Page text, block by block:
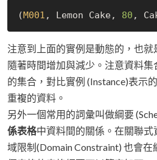
(M001 , Lemon Cake, 80
注意到上面的實例是動態的，也
隨著時間增加與減少。注意資料集
的集合，對比實例 (Instance)表示
重複的資料。
另外一個常用的詞彙叫做綱要
係表格中資料間的關係。在關聯
域限制(Domain Constraint) 也會